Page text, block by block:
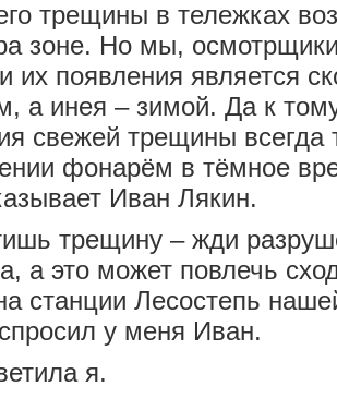
трещины в тележках
зоне. Но мы,
их появления является
а инея – зимой. Да к
свежей трещины всегда
фонарём в тёмное
Иван Лякин.
трещину – жди
а это может повлечь
станции Лесостепь
у меня Иван.
я.